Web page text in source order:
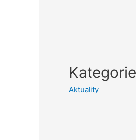
Kategorie
Aktuality